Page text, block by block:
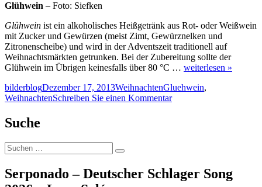
Glühwein – Foto: Siefken
Glühwein ist ein alkoholisches Heißgetränk aus Rot- oder Weißwein
mit Zucker und Gewürzen (meist Zimt, Gewürznelken und
Zitronenscheibe) und wird in der Adventszeit traditionell auf
Weihnachtsmärkten getrunken. Bei der Zubereitung sollte der
Glühwein im Übrigen keinesfalls über 80 °C … weiterlesen »
Autor
bilderblogVeröffentlicht
am
Dezember 17, 2013Kategorien
WeihnachtenSchlagwörter
Gluehwein,
WeihnachtenSchreiben Sie einen Kommentarzu
Suche
Suche
nach:
Suchen
Serponado – Deutscher Schlager Song